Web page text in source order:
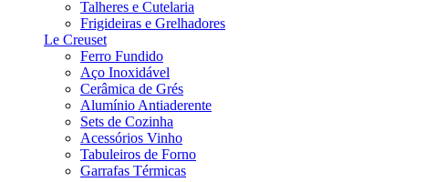
Talheres e Cutelaria
Frigideiras e Grelhadores
Le Creuset
Ferro Fundido
Aço Inoxidável
Cerâmica de Grés
Alumínio Antiaderente
Sets de Cozinha
Acessórios Vinho
Tabuleiros de Forno
Garrafas Térmicas